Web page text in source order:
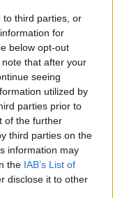
to third parties, or
for
below opt-out
that after your
seeing
utilized by
parties prior to
of the further
third parties on the
information may
the IAB’s List of
disclose it to other
μέτρων, στις
μας προσκαλεί
τα
τα αυγά
τα δύσκολα»,